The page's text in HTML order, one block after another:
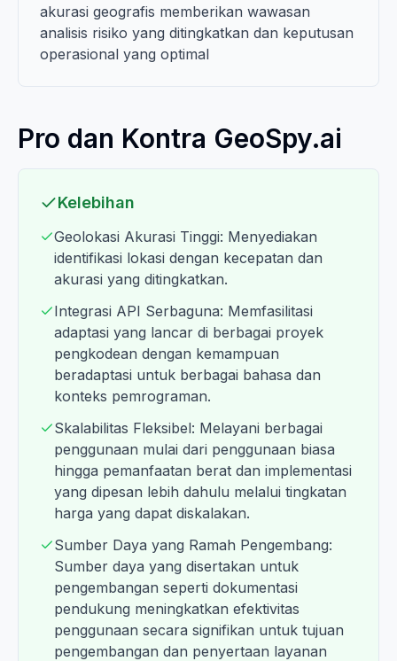
akurasi geografis memberikan wawasan
analisis risiko yang ditingkatkan dan keputusan
operasional yang optimal
Pro dan Kontra GeoSpy.ai
Kelebihan
Geolokasi Akurasi Tinggi: Menyediakan
identifikasi lokasi dengan kecepatan dan
akurasi yang ditingkatkan.
Integrasi API Serbaguna: Memfasilitasi
adaptasi yang lancar di berbagai proyek
pengkodean dengan kemampuan
beradaptasi untuk berbagai bahasa dan
konteks pemrograman.
Skalabilitas Fleksibel: Melayani berbagai
penggunaan mulai dari penggunaan biasa
hingga pemanfaatan berat dan implementasi
yang dipesan lebih dahulu melalui tingkatan
harga yang dapat diskalakan.
Sumber Daya yang Ramah Pengembang:
Sumber daya yang disertakan untuk
pengembangan seperti dokumentasi
pendukung meningkatkan efektivitas
penggunaan secara signifikan untuk tujuan
pengembangan dan penyertaan layanan